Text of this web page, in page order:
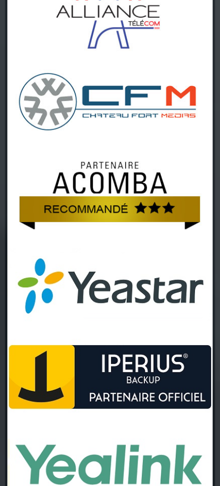
Visitez le site de Alliance Télécom
Service Internet en milieu éloigné
UN CHIC COMMANDITAIRE
Visitez le site de Château Fort médias
Solution de site Web clé en main
UN CHIC COMMANDITAIRE
Visitez le site de Acomba
Logiciel solution comptable
UN CHIC COMMANDITAIRE
Visitez le site de Yeastar Solution PBX pour entreprises
UN CHIC COMMANDITAIRE
Visitez le site de Iperius Backup Solution de sauvegarde
UN CHIC COMMANDITAIRE
Visitez le site de Yealink Téléphones pour entreprises